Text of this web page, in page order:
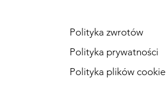
Polityka zwrotów
Polityka prywatności
Polityka plików cookie